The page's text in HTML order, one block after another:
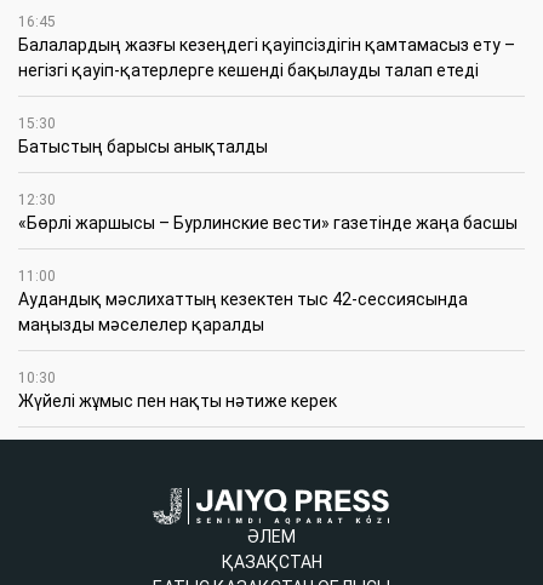
16:45
Балалардың жазғы кезеңдегі қауіпсіздігін қамтамасыз ету –
негізгі қауіп-қатерлерге кешенді бақылауды талап етеді
15:30
Батыстың барысы анықталды
12:30
«Бөрлі жаршысы – Бурлинские вести» газетінде жаңа басшы
11:00
Аудандық мәслихаттың кезектен тыс 42-сессиясында
маңызды мәселелер қаралды
10:30
Жүйелі жұмыс пен нақты нәтиже керек
ӘЛЕМ
ҚАЗАҚСТАН